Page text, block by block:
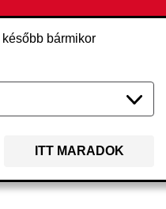
bármikor
ITT MARADOK